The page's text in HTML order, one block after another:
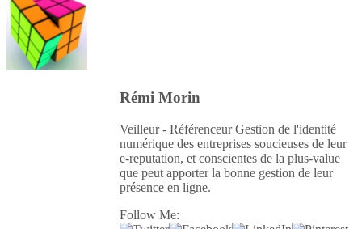
Rémi Morin
Veilleur - Référenceur Gestion de l'identité
numérique des entreprises soucieuses de leur
e-reputation, et conscientes de la plus-value
que peut apporter la bonne gestion de leur
présence en ligne.
Follow Me: